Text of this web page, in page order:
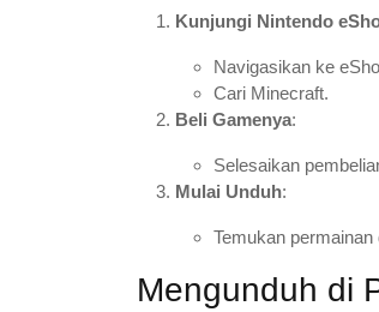
Kunjungi Nintendo
Navigasikan ke
Cari Minecraft.
Beli Gamenya:
Selesaikan
Mulai Unduh:
Temukan
Mengunduh di